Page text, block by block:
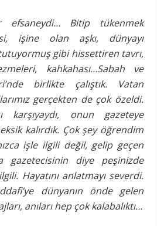
Bitip tükenmek
işine olan aşkı, dünyayı
gibi hissettiren tavrı,
kahkahası…Sabah ve
birlikte çalıştık. Vatan
gerçekten de çok özeldi.
karşıyaydı, onun gazeteye
kalırdık. Çok şey öğrendim
işle ilgili değil, gelip geçen
gazetecisinin diye peşinizde
Hayatını anlatmayı severdi.
dünyanın önde gelen
anıları hep çok kalabalıktı…